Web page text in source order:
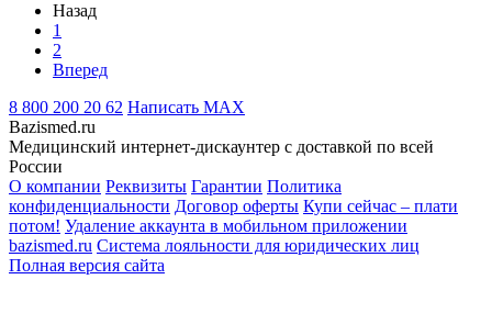
Назад
1
2
Вперед
8 800 200 20 62 Написать MAX
Bazismed.ru
Медицинский интернет-дискаунтер с доставкой по всей
России
О компании Реквизиты Гарантии Политика
конфиденциальности Договор оферты Купи сейчас – плати
потом! Удаление аккаунта в мобильном приложении
bazismed.ru Система лояльности для юридических лиц
Полная версия сайта